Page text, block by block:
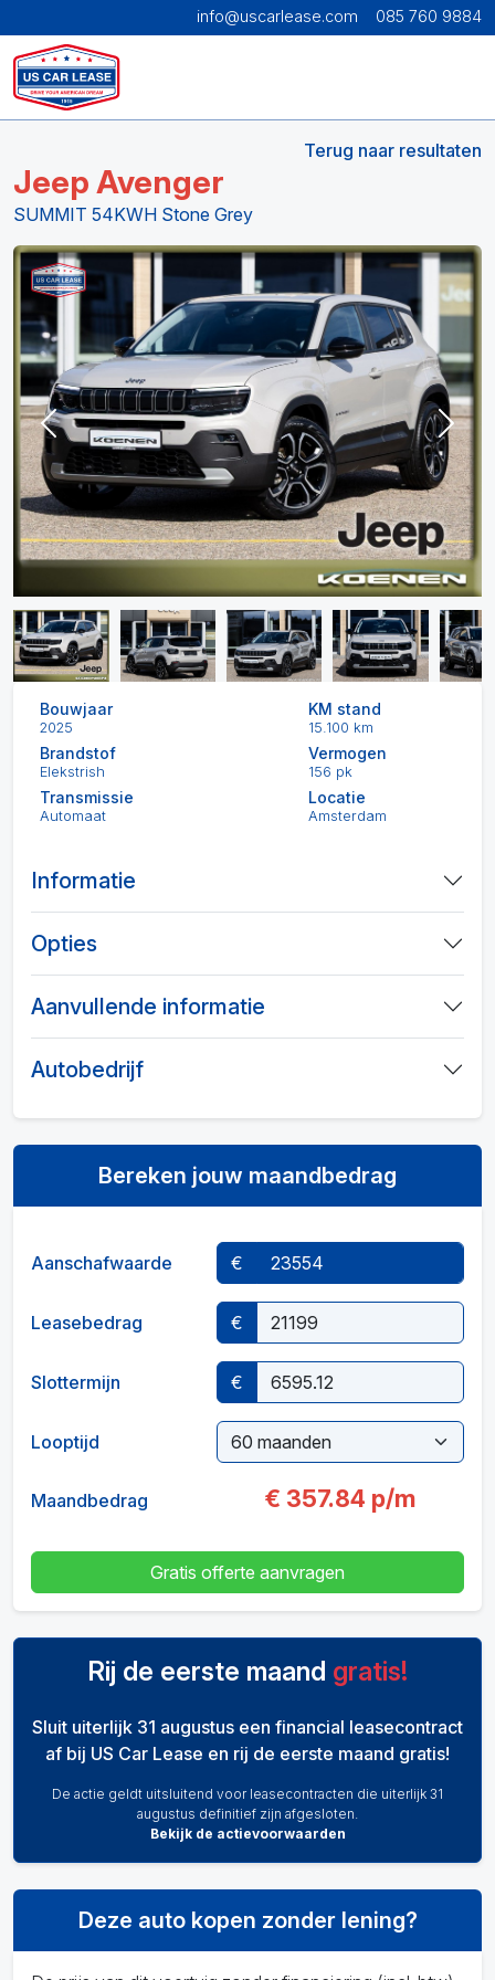
info@uscarlease.com 085 760 9884
Terug naar resultaten
Jeep Avenger
SUMMIT 54KWH Stone Grey
Previous Next
Bouwjaar
2025
KM stand
15.100 km
Brandstof
Elekstrish
Vermogen
156 pk
Transmissie
Automaat
Locatie
Amsterdam
Informatie
Opties
Aanvullende informatie
Autobedrijf
Bereken jouw maandbedrag
Aanschafwaarde €
Leasebedrag €
Slottermijn €
Looptijd
Maandbedrag € 357.84 p/m
Gratis offerte aanvragen
Rij de eerste maand gratis!
Sluit uiterlijk 31 augustus een financial leasecontract
af bij US Car Lease en rij de eerste maand gratis!
De actie geldt uitsluitend voor leasecontracten die uiterlijk 31
augustus definitief zijn afgesloten.
Bekijk de actievoorwaarden
Deze auto kopen zonder lening?